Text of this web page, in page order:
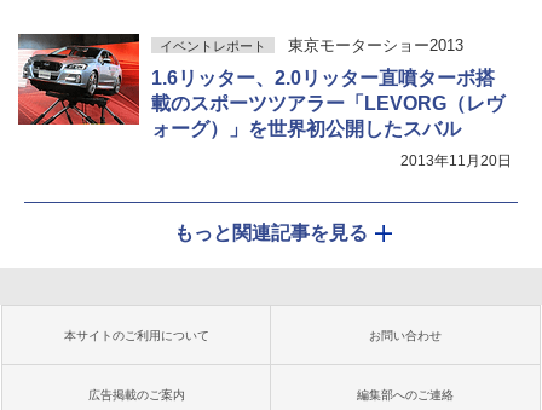
イベントレポート 東京モーターショー2013
1.6リッター、2.0リッター直噴ターボ搭
載のスポーツツアラー「LEVORG（レヴ
ォーグ）」を世界初公開したスバル
2013年11月20日
もっと関連記事を見る
本サイトのご利用について お問い合わせ
広告掲載のご案内 編集部へのご連絡